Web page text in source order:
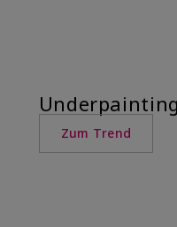
Underpainting
Zum Trend